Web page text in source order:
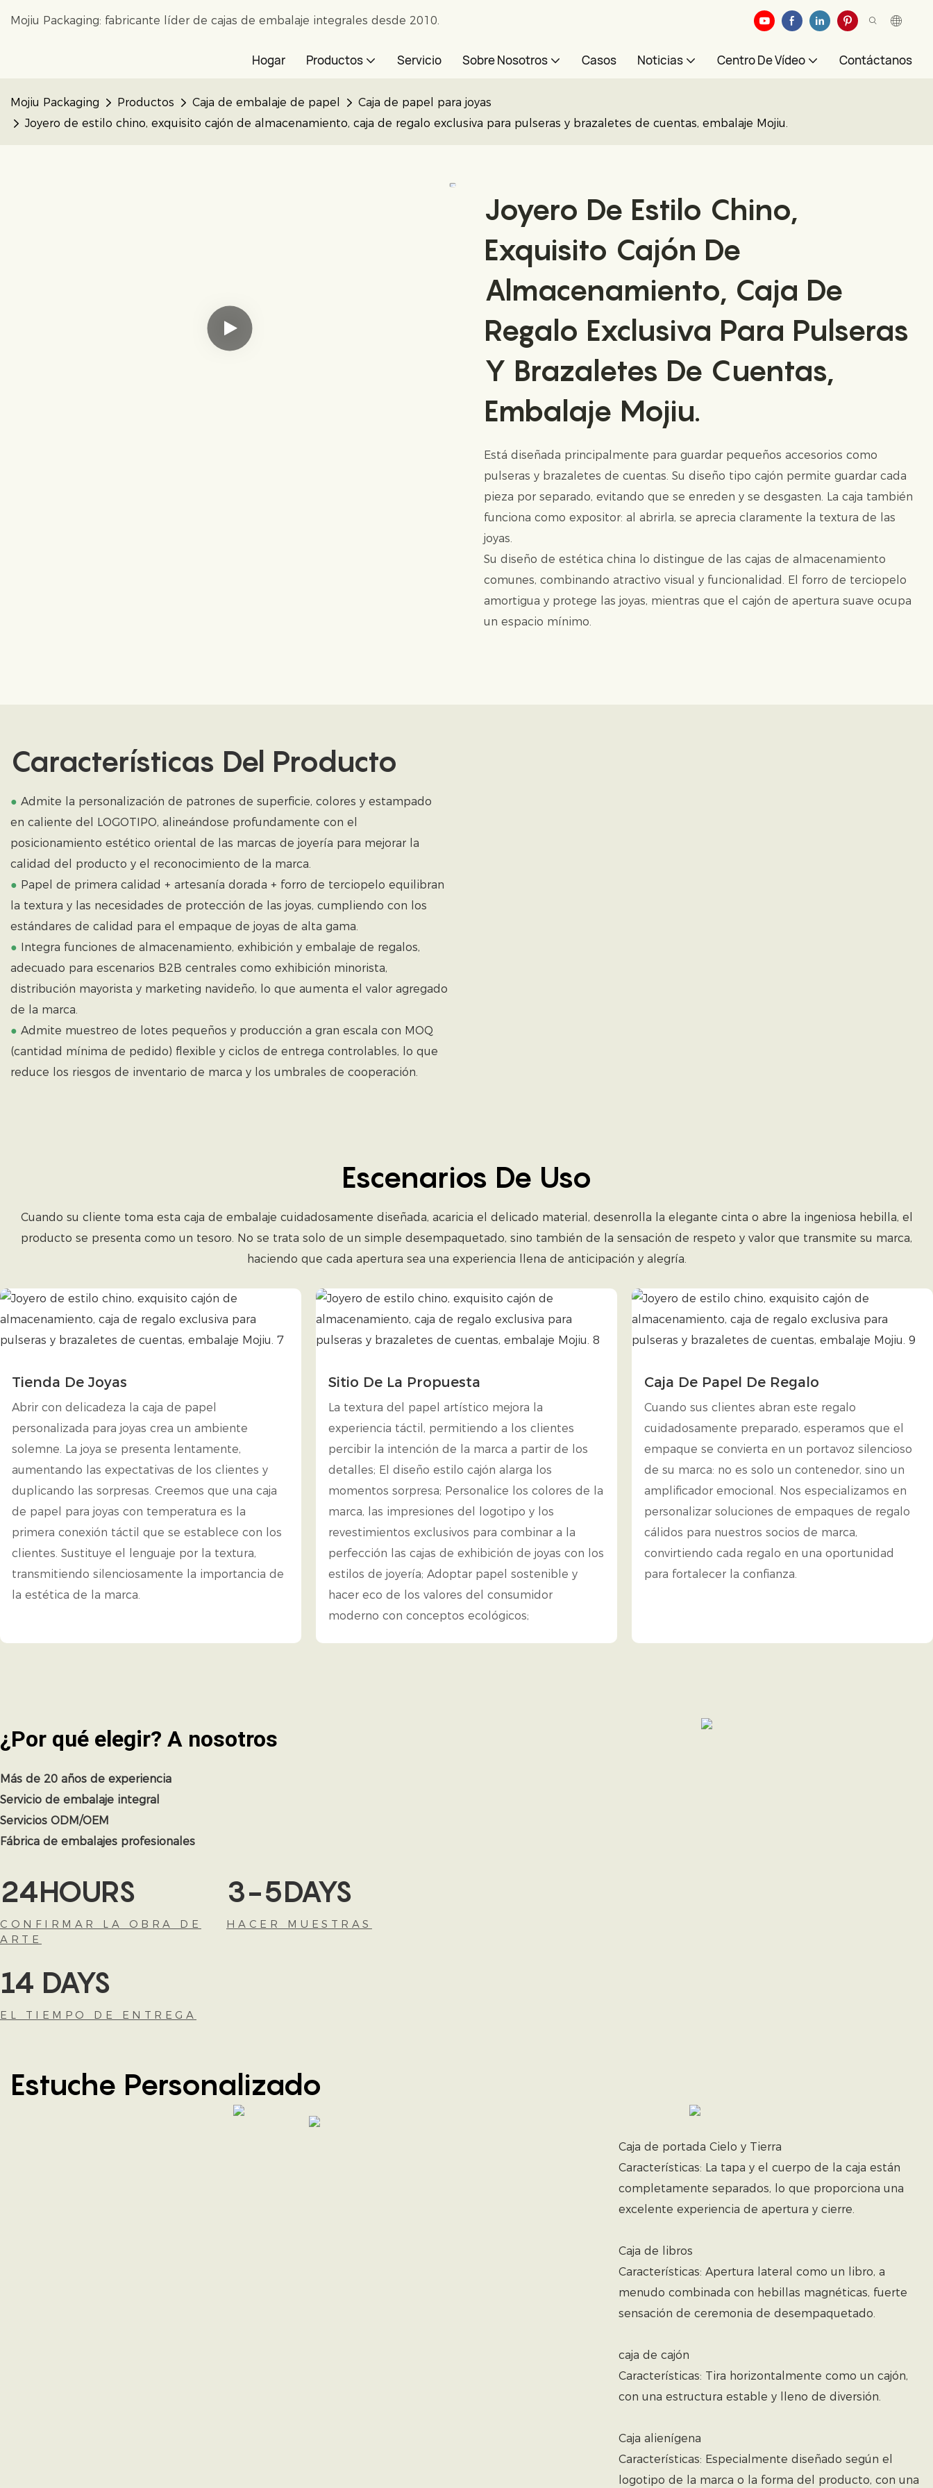
Mojiu Packaging: fabricante líder de cajas de embalaje integrales desde 2010.
Hogar Productos Servicio Sobre Nosotros Casos Noticias Centro De Vídeo Contáctanos
Mojiu Packaging Productos Caja de embalaje de papel
Caja de papel para joyas
Joyero de estilo chino, exquisito cajón de almacenamiento, caja de regalo exclusiva para pulseras y brazaletes de cuentas, embalaje Mojiu.
Joyero De Estilo Chino,
Exquisito Cajón De
Almacenamiento, Caja De
Regalo Exclusiva Para Pulseras
Y Brazaletes De Cuentas,
Embalaje Mojiu.
Está diseñada principalmente para guardar pequeños accesorios como
pulseras y brazaletes de cuentas. Su diseño tipo cajón permite guardar cada
pieza por separado, evitando que se enreden y se desgasten. La caja también
funciona como expositor: al abrirla, se aprecia claramente la textura de las
joyas.
Su diseño de estética china lo distingue de las cajas de almacenamiento
comunes, combinando atractivo visual y funcionalidad. El forro de terciopelo
amortigua y protege las joyas, mientras que el cajón de apertura suave ocupa
un espacio mínimo.
Características Del Producto
● Admite la personalización de patrones de superficie, colores y estampado
en caliente del LOGOTIPO, alineándose profundamente con el
posicionamiento estético oriental de las marcas de joyería para mejorar la
calidad del producto y el reconocimiento de la marca.
● Papel de primera calidad + artesanía dorada + forro de terciopelo equilibran
la textura y las necesidades de protección de las joyas, cumpliendo con los
estándares de calidad para el empaque de joyas de alta gama.
● Integra funciones de almacenamiento, exhibición y embalaje de regalos,
adecuado para escenarios B2B centrales como exhibición minorista,
distribución mayorista y marketing navideño, lo que aumenta el valor agregado
de la marca.
● Admite muestreo de lotes pequeños y producción a gran escala con MOQ
(cantidad mínima de pedido) flexible y ciclos de entrega controlables, lo que
reduce los riesgos de inventario de marca y los umbrales de cooperación.
Escenarios De Uso
Cuando su cliente toma esta caja de embalaje cuidadosamente diseñada, acaricia el delicado material, desenrolla la elegante cinta o abre la ingeniosa hebilla, el
producto se presenta como un tesoro. No se trata solo de un simple desempaquetado, sino también de la sensación de respeto y valor que transmite su marca,
haciendo que cada apertura sea una experiencia llena de anticipación y alegría.
Tienda De Joyas
Abrir con delicadeza la caja de papel
personalizada para joyas crea un ambiente
solemne. La joya se presenta lentamente,
aumentando las expectativas de los clientes y
duplicando las sorpresas. Creemos que una caja
de papel para joyas con temperatura es la
primera conexión táctil que se establece con los
clientes. Sustituye el lenguaje por la textura,
transmitiendo silenciosamente la importancia de
la estética de la marca.
Sitio De La Propuesta
La textura del papel artístico mejora la
experiencia táctil, permitiendo a los clientes
percibir la intención de la marca a partir de los
detalles; El diseño estilo cajón alarga los
momentos sorpresa; Personalice los colores de la
marca, las impresiones del logotipo y los
revestimientos exclusivos para combinar a la
perfección las cajas de exhibición de joyas con los
estilos de joyería; Adoptar papel sostenible y
hacer eco de los valores del consumidor
moderno con conceptos ecológicos;
Caja De Papel De Regalo
Cuando sus clientes abran este regalo
cuidadosamente preparado, esperamos que el
empaque se convierta en un portavoz silencioso
de su marca: no es solo un contenedor, sino un
amplificador emocional. Nos especializamos en
personalizar soluciones de empaques de regalo
cálidos para nuestros socios de marca,
convirtiendo cada regalo en una oportunidad
para fortalecer la confianza.
¿Por qué elegir? A nosotros
Más de 20 años de experiencia
Servicio de embalaje integral
Servicios ODM/OEM
Fábrica de embalajes profesionales
24HOURS
CONFIRMAR LA OBRA DE
ARTE
3-5DAYS
HACER MUESTRAS
14 DAYS
EL TIEMPO DE ENTREGA
Estuche Personalizado
Caja de portada Cielo y Tierra
Características: La tapa y el cuerpo de la caja están
completamente separados, lo que proporciona una
excelente experiencia de apertura y cierre.
Caja de libros
Características: Apertura lateral como un libro, a
menudo combinada con hebillas magnéticas, fuerte
sensación de ceremonia de desempaquetado.
caja de cajón
Características: Tira horizontalmente como un cajón,
con una estructura estable y lleno de diversión.
Caja alienígena
Características: Especialmente diseñado según el
logotipo de la marca o la forma del producto, con una